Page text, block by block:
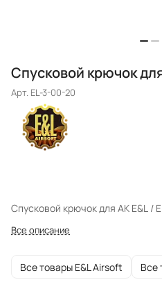
Спусковой крючок
Арт. EL-3-00-20
Спусковой крючок для АК E&L /
Все описание
Все товары E&L Airsoft Все